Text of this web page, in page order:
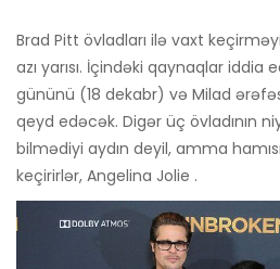
Brad Pitt övladları ilə vaxt
azı yarısı. İçindəki qaynaqlar iddia
gününü (18 dekabr) və Milad
qeyd edəcək. Digər üç övladının
bilmədiyi aydın deyil, amma
keçirirlər, Angelina Jolie .